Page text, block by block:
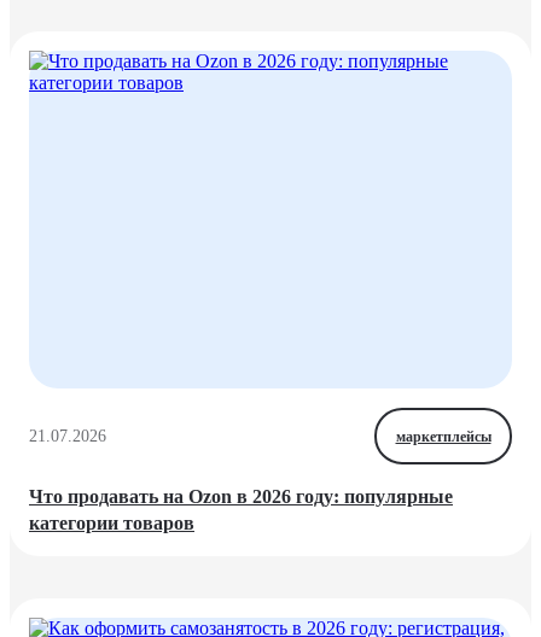
21.07.2026 маркетплейсы
Что продавать на Ozon в 2026 году: популярные
категории товаров